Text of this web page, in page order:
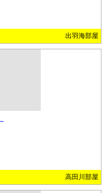
出羽海部屋
高田川部屋